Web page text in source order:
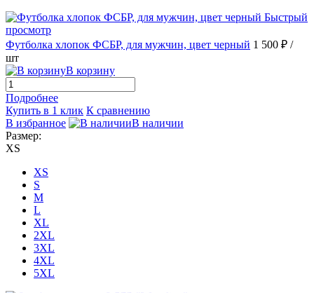
Быстрый
просмотр
Футболка хлопок ФСБР, для мужчин, цвет черный 1 500 ₽ /
шт
В корзину
Подробнее
Купить в 1 клик К сравнению
В избранное
В наличии
Размер:
XS
XS
S
M
L
XL
2XL
3XL
4XL
5XL